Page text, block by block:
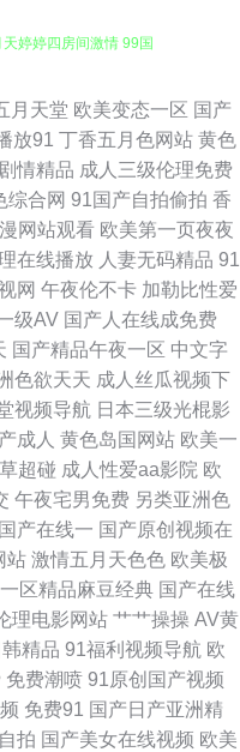
婷婷四房间激情 99国
91在线鲁 久久精品国
人妻美女系列视频 91
色在线 国产欧美久久另
道影院在线 伊人宗网
线 爱豆文化传媒精品
五月天网 91打神 www
91香蕉好先生App 老湿
二区 青草激情网 91蜜
官网 91视频免费在观看
91在线大 欧日美性交
月 操逼操色图 熟女一
月天堂 欧美变态一区 国产
放91 丁香五月色网站 黄色
情精品 成人三级伦理免费
综合网 91国产自拍偷拍 香
网站观看 欧美第一页夜夜
在线播放 人妻无码精品 91
网 午夜伦不卡 加勒比性爱
级AV 国产人在线成免费
国产精品午夜一区 中文字
色欲天天 成人丝瓜视频下
视频导航 日本三级光棍影
成人 黄色岛国网站 欧美一
超碰 成人性爱aa影院 欧
午夜宅男免费 另类亚洲色
国产在线一 国产原创视频在
站 激情五月天色色 欧美极
一区精品麻豆经典 国产在线
理电影网站 艹艹操操 AV黄
精品 91福利视频导航 欧
免费潮喷 91原创国产视频
免费91 国产日产亚洲精
拍 国产美女在线视频 欧美